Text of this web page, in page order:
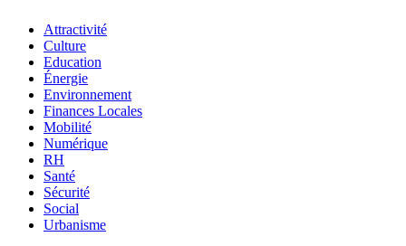
Attractivité
Culture
Education
Énergie
Environnement
Finances Locales
Mobilité
Numérique
RH
Santé
Sécurité
Social
Urbanisme